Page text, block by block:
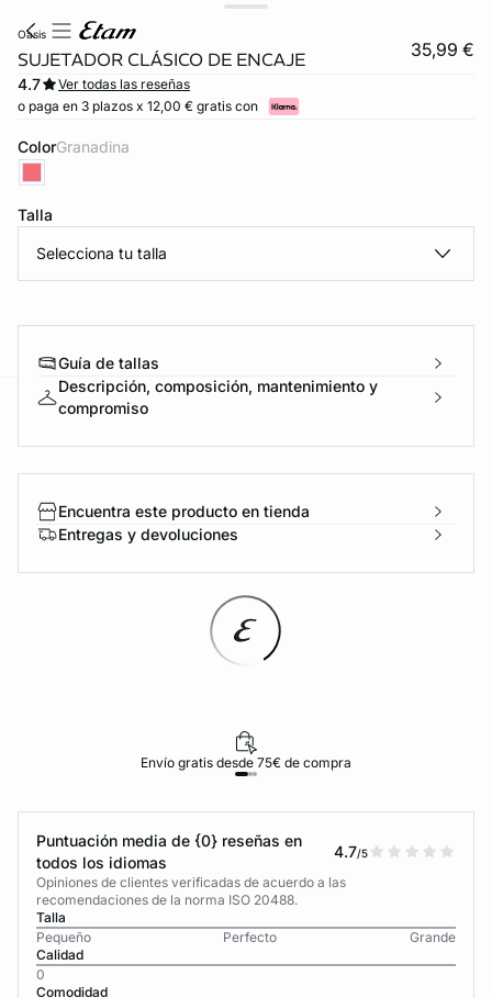
oasis
SUJETADOR CLÁSICO DE ENCAJE 35,99 €
4.7
Ver todas las reseñas
o paga en 3 plazos x 12,00 € gratis con
Color granadina
Talla
Selecciona tu talla
Guía de tallas
Descripción, composición, mantenimiento y
compromiso
Encuentra este producto en tienda
Entregas y devoluciones
Envío gratis desde 75€ de compra
Puntuación media de {0} reseñas en
todos los idiomas
4.7/5
Opiniones de clientes verificadas de acuerdo a las
recomendaciones de la norma ISO 20488.
Talla
Pequeño
Perfecto
Grande
Calidad
0
Comodidad